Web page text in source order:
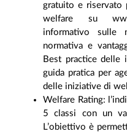
gratuito e
welfare su
informativo sulle
normativa e
Best practice delle
guida pratica per
delle iniziative di
Welfare Rating:
5 classi con un
L’obiettivo è